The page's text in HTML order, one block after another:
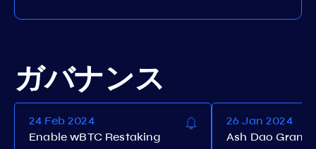
ガバナンス
24 Feb 2024
Enable wBTC Restaking
26 Jan 2024
Ash Dao Grant